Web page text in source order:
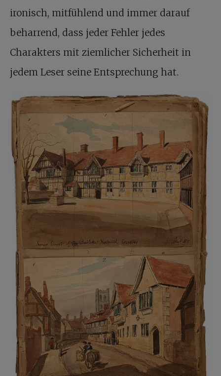
ironisch, mitfühlend und immer darauf
beharrend, dass jeder Fehler jedes
Charakters mit ziemlicher Sicherheit in
jedem Leser seine Entsprechung hat.